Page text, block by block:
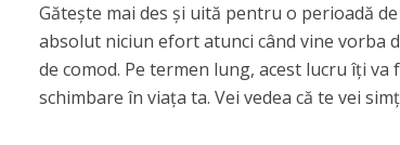
Gătește mai des și uită pentru o perioadă
absolut niciun efort atunci când vine vorba
de comod. Pe termen lung, acest lucru îți
schimbare în viața ta. Vei vedea că te vei